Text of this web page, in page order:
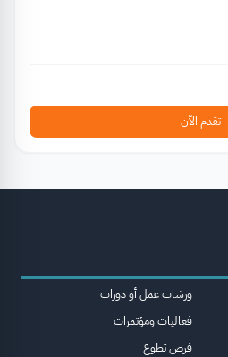
تقدم الآن
ورشات عمل أو دورات
فعاليات ومؤتمرات
فرص تطوع